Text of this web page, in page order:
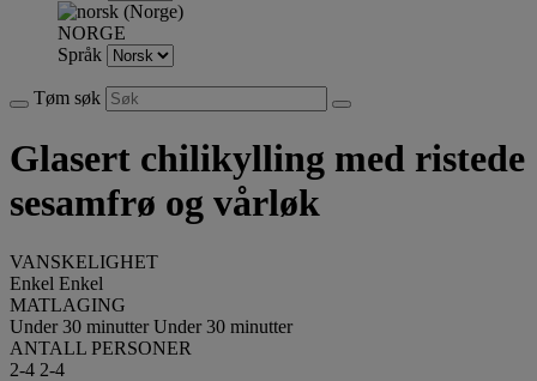
NORGE
Språk
Tøm søk
Glasert chilikylling med ristede
sesamfrø og vårløk
VANSKELIGHET
Enkel Enkel
MATLAGING
Under 30 minutter Under 30 minutter
ANTALL PERSONER
2-4 2-4